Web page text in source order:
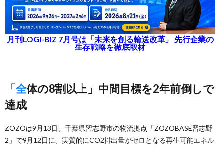
月刊LOGI-BIZ 7月号は「未来を創る輸送改革」 先行企業の
生存戦略を徹底取材
「全体の8割以上」中間目標を2年前倒しで
達成
ZOZOは9月13日、千葉県習志野市の物流拠点「ZOZOBASE習志野
2」で9月12日に、実質的にCO2排出量がゼロとなる再生可能エネル